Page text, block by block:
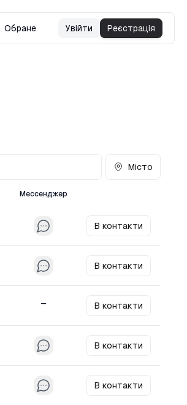
Обране Увійти Реєстрація
Місто
Мессенджер
В контакти
В контакти
– В контакти
В контакти
В контакти